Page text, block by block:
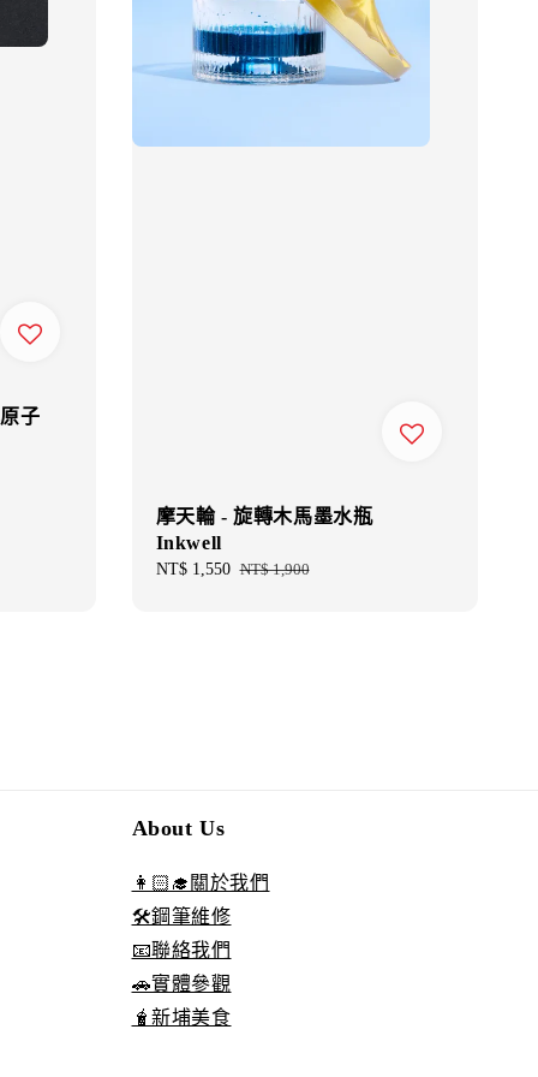
子
摩天輪 - 旋轉木馬墨水瓶
Inkwell
Sale
NT$ 1,550 Regular
NT$ 1,900
About Us
👩🏻‍🎓關於我們
🛠️鋼筆維修
📧聯絡我們
🚗實體參觀
🧋新埔美食